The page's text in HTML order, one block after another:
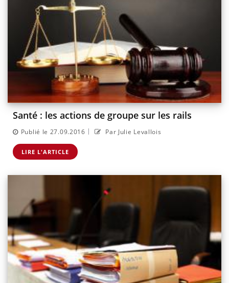
Santé : les actions de groupe sur les rails
Publié le 27.09.2016 | Par Julie Levallois
LIRE L'ARTICLE